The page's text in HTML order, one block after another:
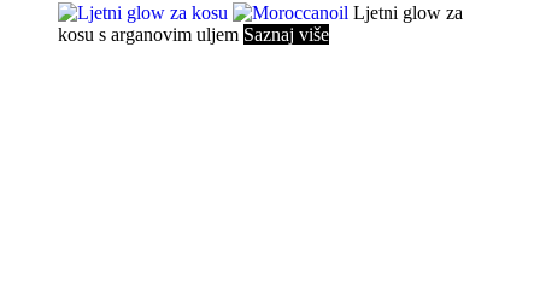
Ljetni glow za
kosu s arganovim uljem Saznaj više